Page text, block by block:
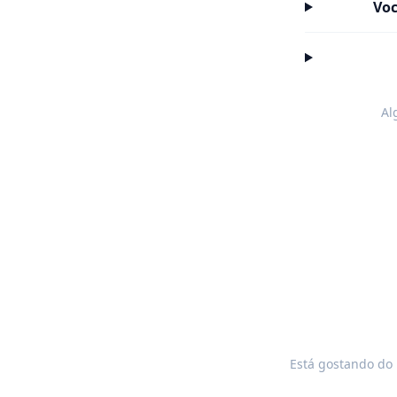
Está gostando